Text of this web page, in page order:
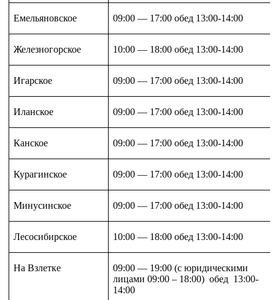
Емельяновское 09:00 — 17:00 обед 13:00-14:00
Железногорское 10:00 — 18:00 обед 13:00-14:00
Игарское 09:00 — 17:00 обед 13:00-14:00
Иланское 09:00 — 17:00 обед 13:00-14:00
Канское 09:00 — 17:00 обед 13:00-14:00
Курагинское 09:00 — 17:00 обед 13:00-14:00
Минусинское 09:00 — 17:00 обед 13:00-14:00
Лесосибирское 10:00 — 18:00 обед 13:00-14:00
На Взлетке
09:00 — 19:00 (с юридическими
лицами 09:00 – 18:00) обед 13:00-
14:00